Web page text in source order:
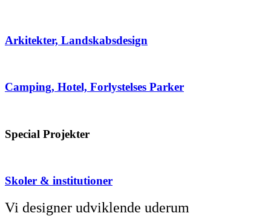
Arkitekter, Landskabsdesign
Camping, Hotel, Forlystelses Parker
Special Projekter
Skoler & institutioner
Vi designer udviklende uderum